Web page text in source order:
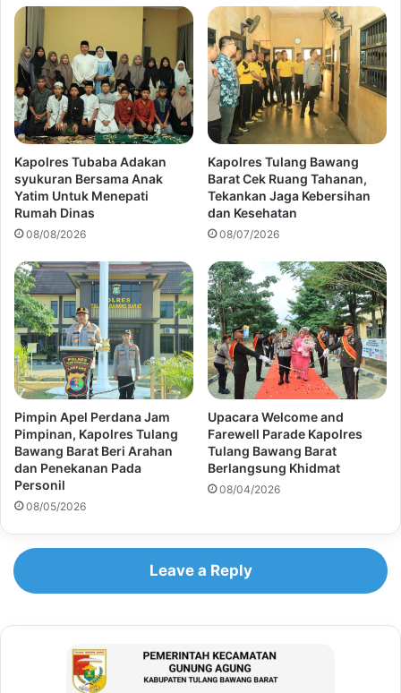
Kapolres Tubaba Adakan
syukuran Bersama Anak
Yatim Untuk Menepati
Rumah Dinas
08/08/2026
Kapolres Tulang Bawang
Barat Cek Ruang Tahanan,
Tekankan Jaga Kebersihan
dan Kesehatan
08/07/2026
Pimpin Apel Perdana Jam
Pimpinan, Kapolres Tulang
Bawang Barat Beri Arahan
dan Penekanan Pada
Personil
08/05/2026
Upacara Welcome and
Farewell Parade Kapolres
Tulang Bawang Barat
Berlangsung Khidmat
08/04/2026
Leave a Reply